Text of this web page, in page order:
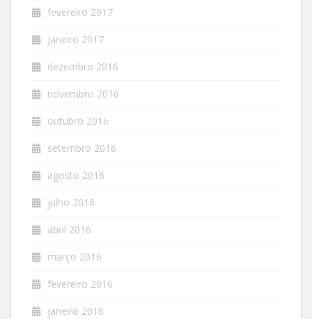
fevereiro 2017
janeiro 2017
dezembro 2016
novembro 2016
outubro 2016
setembro 2016
agosto 2016
julho 2016
abril 2016
março 2016
fevereiro 2016
janeiro 2016